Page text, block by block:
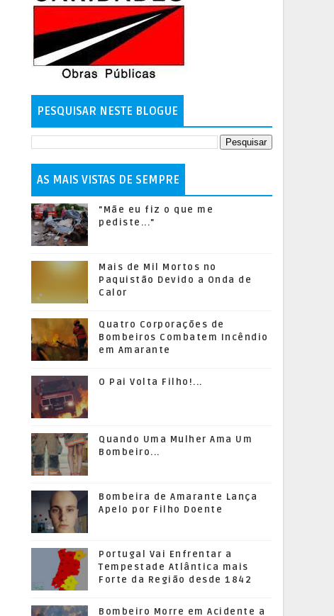
PESQUISAR NESTE BLOGUE
AS MAIS VISTAS DE SEMPRE
"Mãe eu fiz o que me
pediste..."
Mais de Mil Mortos no
Paquistão Devido a Onda de
Calor
Quatro Corporações de
Bombeiros Combatem Incêndio
em Amarante
O Pai Volta Filho!...
Quando Uma Mulher Ama Um
Bombeiro...
Bombeira de Amarante Lança
Apelo por Filho Doente
Portugal Vai Enfrentar a
Tempestade Atlântica mais
Forte da Região desde 1842
Bombeiro Morre em Acidente a